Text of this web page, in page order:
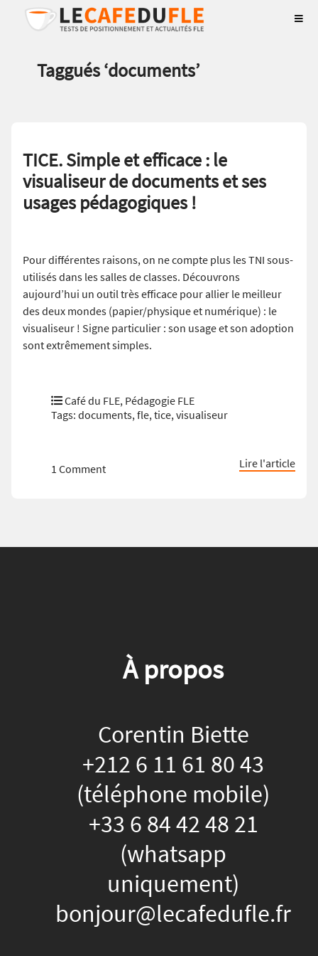
Taggués ‘documents’
TICE. Simple et efficace : le
visualiseur de documents et ses
usages pédagogiques !
Pour différentes raisons, on ne compte plus les TNI sous-
utilisés dans les salles de classes. Découvrons
aujourd’hui un outil très efficace pour allier le meilleur
des deux mondes (papier/physique et numérique) : le
visualiseur ! Signe particulier : son usage et son adoption
sont extrêmement simples.
Café du FLE, Pédagogie FLE
Tags: documents,fle,tice,visualiseur
1 Comment Lire l'article
À propos
Corentin Biette
+212 6 11 61 80 43
(téléphone mobile)
+33 6 84 42 48 21
(whatsapp
uniquement)
bonjour@lecafedufle.fr